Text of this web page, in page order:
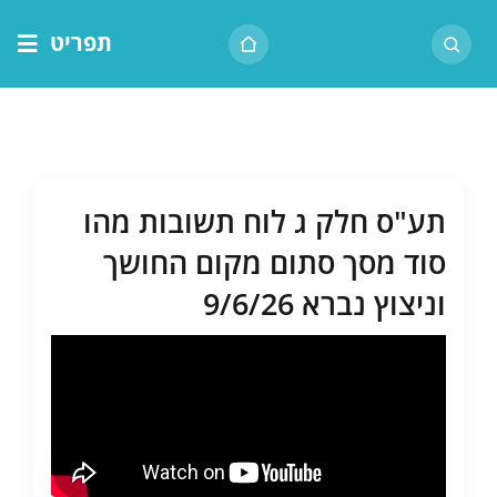
לתוכן
תפריט
שיעור יומיתע"ס חלק ג לוח תשובות מהו
סוד מסך סתום מקום החושך
וניצוץ נברא 9/6/26